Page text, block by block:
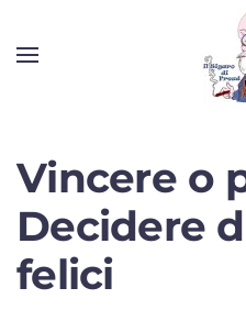
Vincere o
Decidere
felici